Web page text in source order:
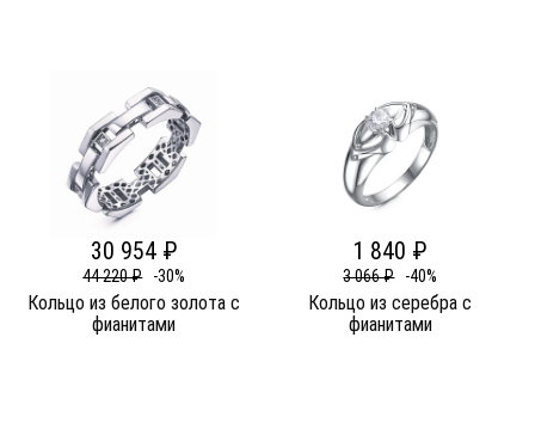
30 954 ₽
44 220 ₽ -30%
Кольцо из белого золота c
фианитами
1 840 ₽
3 066 ₽ -40%
Кольцо из серебра c
фианитами